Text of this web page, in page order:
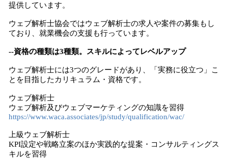
提供しています。
ウェブ解析士協会ではウェブ解析士の求人や案件の募集もし
ており、就業機会の支援も行っています。
--資格の種類は3種類。スキルによってレベルアップ
ウェブ解析士には3つのグレードがあり、「実務に役立つ」こ
とを目指したカリキュラム・資格です。
ウェブ解析士
ウェブ解析及びウェブマーケティングの知識を習得
https://www.waca.associates/jp/study/qualification/wac/
上級ウェブ解析士
KPI設定や戦略立案のほか実践的な提案・コンサルティングス
キルを習得